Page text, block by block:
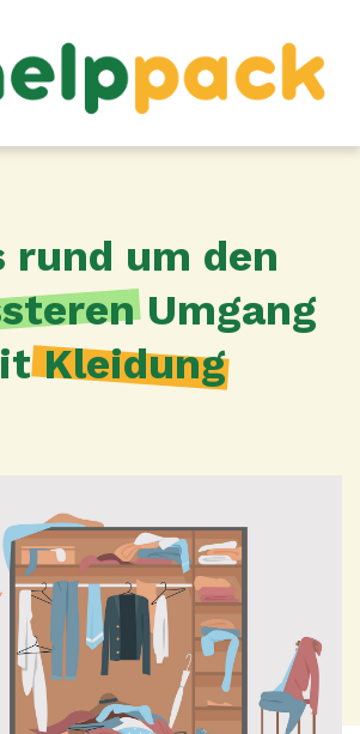
rund um den
Umgang
Kleidung